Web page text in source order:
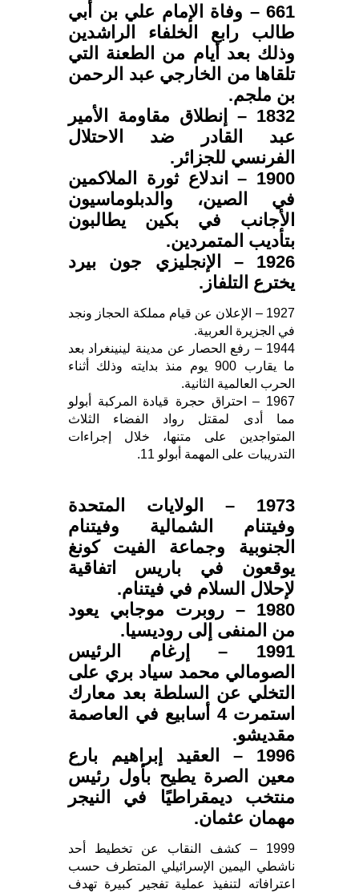
661 – وفاة الإمام علي بن أبي
طالب رابع الخلفاء الراشدين
وذلك بعد أيام من الطعنة التي
تلقاها من الخارجي عبد الرحمن
بن ملجم.
1832 – إنطلاق مقاومة الأمير
عبد القادر ضد الاحتلال
الفرنسي للجزائر.
1900 – اندلاع ثورة الملاكمين
في الصين، والدبلوماسيون
الأجانب في بكين يطالبون
بتأديب المتمردين.
1926 – الإنجليزي جون بيرد
يخترع التلفاز.
1927 – الإعلان عن قيام مملكة الحجاز ونجد
في الجزيرة العربية.
1944 – رفع الحصار عن مدينة لينينغراد بعد
ما يقارب 900 يوم منذ بدايته وذلك أثناء
الحرب العالمية الثانية.
1967 – احتراق حجرة قيادة المركبة أبولو
مما أدى لمقتل رواد الفضاء الثلاث
المتواجدين على متنها، خلال إجراءات
التدريبات على المهمة أبولو 11.
1973 – الولايات المتحدة
وفيتنام الشمالية وفيتنام
الجنوبية وجماعة الفيت كونغ
يوقعون في باريس اتفاقية
لإحلال السلام في فيتنام.
1980 – روبرت موجابي يعود
من المنفى إلى روديسيا.
1991 – إرغام الرئيس
الصومالي محمد سياد بري على
التخلي عن السلطة بعد معارك
استمرت 4 أسابيع في العاصمة
مقديشو.
1996 – العقيد إبراهيم بارع
معين الصرة يطيح بأول رئيس
منتخب ديمقراطيًا في النيجر
مهمان عثمان.
1999 – كشف النقاب عن تخطيط أحد
ناشطي اليمين الإسرائيلي المتطرف حسب
اعترافاته لتنفيذ عملية تفجير كبيرة تهدف